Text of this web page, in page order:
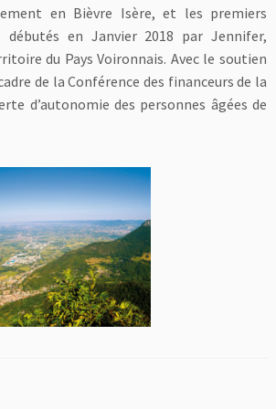
en Bièvre Isère, et les premiers
débutés en Janvier 2018 par Jennifer,
du Pays Voironnais. Avec le soutien
de la Conférence des financeurs de la
d’autonomie des personnes âgées de